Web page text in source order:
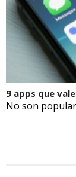
9 apps que
No son